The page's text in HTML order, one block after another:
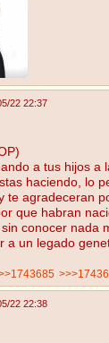
22 22:37
a tus hijos a
haciendo, lo
te agradeceran
que habran
conocer nada
a un legado
22 22:38